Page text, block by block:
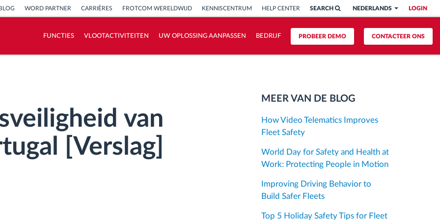
LOGIN
NEDERLANDS
SEARCH
WORD PARTNER CARRIÈRES FROTCOM WERELDWIJD KENNISCENTRUM HELP CENTER
CONTACTEER ONS
PROBEER DEMO
FUNCTIES VLOOTACTIVITEITEN UW OPLOSSING AANPASSEN BEDRIJF
van
[Verslag]
MEER VAN DE BLOG
How Video Telematics Improves
Fleet Safety
World Day for Safety and Health at
Work: Protecting People in Motion
Improving Driving Behavior to
Build Safer Fleets
Top 5 Holiday Safety Tips for Fleet